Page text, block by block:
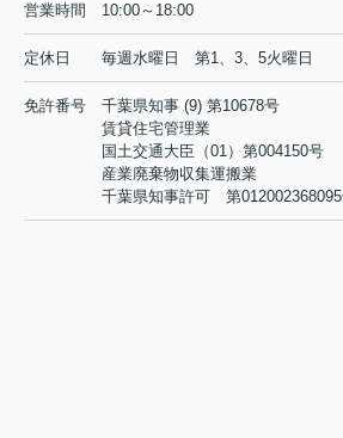
営業時間 10:00～18:00
定休日 毎週水曜日 第1、3、5火曜日
免許番号
千葉県知事 (9) 第10678号
賃貸住宅管理業
国土交通大臣（01）第004150号
産業廃棄物収集運搬業
千葉県知事許可 第